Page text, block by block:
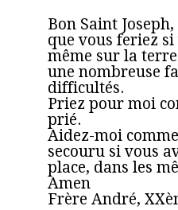
Bon Saint
que vous feriez
même sur la
une nombreuse
difficultés.
Priez pour moi
prié.
Aidez-moi
secouru si vous
place, dans les
Amen
Frère André,